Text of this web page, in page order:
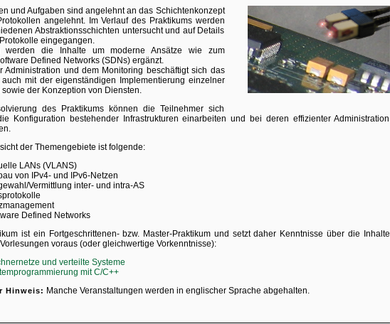
und Aufgaben sind angelehnt an das Schichtenkonzept
angelehnt. Im Verlauf des Praktikums werden
Abstraktionsschichten untersucht und auf Details
eingegangen.
werden die Inhalte um moderne Ansätze wie zum
Defined Networks (SDNs) ergänzt.
Administration und dem Monitoring beschäftigt sich das
auch mit der eigenständigen Implementierung einzelner
sowie der Konzeption von Diensten.
des Praktikums können die Teilnehmer sich
Konfiguration bestehender Infrastrukturen einarbeiten und bei deren effizienter Administration
der Themengebiete ist folgende:
LANs (VLANS)
von IPv4- und IPv6-Netzen
Vermittlung inter- und intra-AS
Defined Networks
ist ein Fortgeschrittenen- bzw. Master-Praktikum und setzt daher Kenntnisse über die Inhalte
voraus (oder gleichwertige Vorkenntnisse):
und verteilte Systeme
mit C/C++
Hinweis: Manche Veranstaltungen werden in englischer Sprache abgehalten.